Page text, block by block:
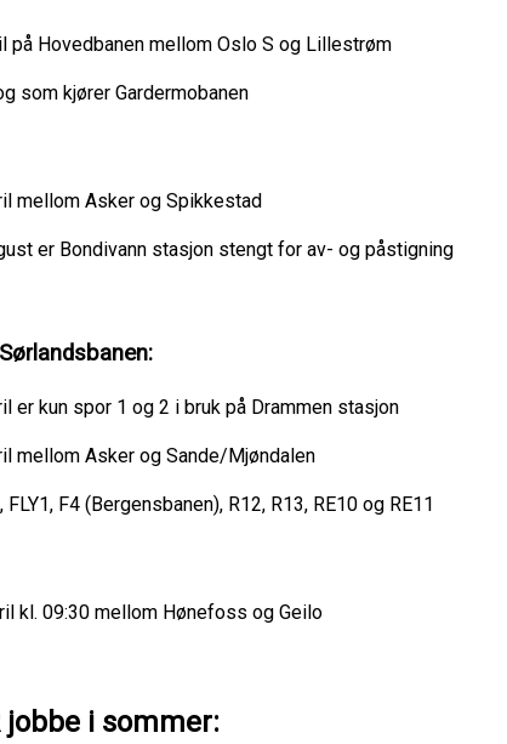
på Hovedbanen mellom Oslo S og Lillestrøm
som kjører Gardermobanen
mellom Asker og Spikkestad
er Bondivann stasjon stengt for av- og påstigning
er kun spor 1 og 2 i bruk på Drammen stasjon
mellom Asker og Sande/Mjøndalen
F4 (Bergensbanen), R12, R13, RE10 og RE11
kl. 09:30 mellom Hønefoss og Geilo
jobbe i sommer: